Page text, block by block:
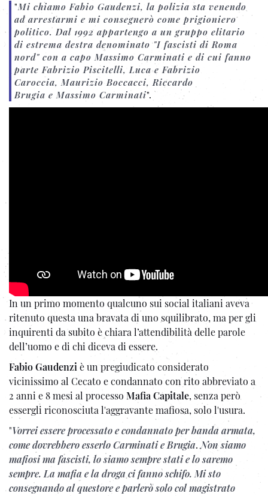
"Mi chiamoFabio Gaudenzi, la polizia sta venendo
ad arrestarmi e mi consegnerò come prigioniero
politico. Dal 1992 appartengo a un gruppo elitario
di estrema destra denominato "I fascisti di Roma
nord" con a capoMassimo Carminati e di cui fanno
parteFabrizio Piscitelli,LucaeFabrizio
Caroccia, Maurizio Boccacci,Riccardo
Brugia eMassimo Carminati".
In un primo momento qualcuno sui social italiani aveva
ritenuto questa una bravata di uno squilibrato, ma per gli
inquirenti da subito è chiara l’attendibilità delle parole
dell’uomo e di chi diceva di essere.
Fabio Gaudenzi è un pregiudicato considerato
vicinissimo al Cecato e condannato con rito abbreviato a
2 anni e 8 mesi al processo Mafia Capitale, senza però
essergli riconosciuta l'aggravante mafiosa, solo l'usura.
"Vorrei essere processato e condannato per banda armata,
come dovrebbero esserlo Carminati e Brugia.Non siamo
mafiosi ma fascisti, lo siamo sempre stati e lo saremo
sempre. La mafia e la droga ci fanno schifo. Mi sto
consegnando al questore e parleròsolo col magistrato